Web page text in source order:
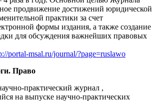
продвижение достижений юридической
практики за счет
формы издания, а также создание
для обсуждения важнейших правовых
portal-msal.ru/journal/?page=ruslawo
Право
практический журнал ,
на выпуске научно-практических